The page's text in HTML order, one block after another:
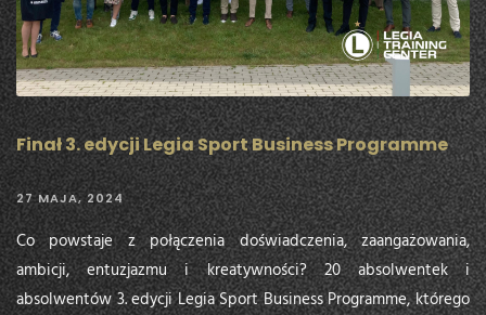
Finał 3. edycji Legia Sport Business Programme
27 MAJA, 2024
Co powstaje z połączenia doświadczenia, zaangażowania,
ambicji, entuzjazmu i kreatywności? 20 absolwentek i
absolwentów 3. edycji Legia Sport Business Programme, którego